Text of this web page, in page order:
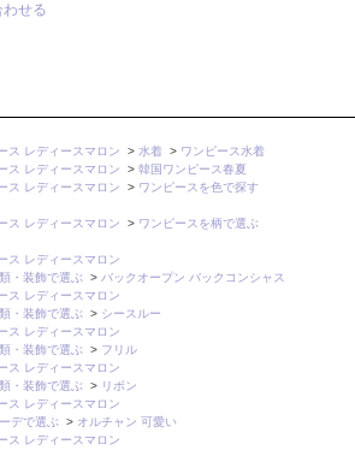
せる
ス レディースマロン > 水着 > ワンピース水着
ス レディースマロン
> 韓国ワンピース春夏
ス レディースマロン
> ワンピースを色で探す
ス レディースマロン
> ワンピースを柄で選ぶ
ス レディースマロン
・装飾で選ぶ > バックオープン バックコンシャス
ス レディースマロン
・装飾で選ぶ > シースルー
ス レディースマロン
・装飾で選ぶ > フリル
ス レディースマロン
・装飾で選ぶ > リボン
ス レディースマロン
デで選ぶ > オルチャン 可愛い
ス レディースマロン